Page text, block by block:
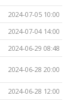
2024-07-05 10:00
2024-07-04 14:00
2024-06-29 08:48
2024-06-28 20:00
2024-06-28 12:00